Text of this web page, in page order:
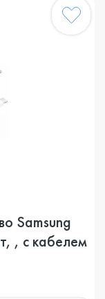
Samsung
, с кабелем